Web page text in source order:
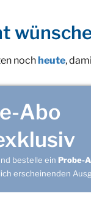
nochheute,
Abo
bestelle ein Probe-
erscheinenden